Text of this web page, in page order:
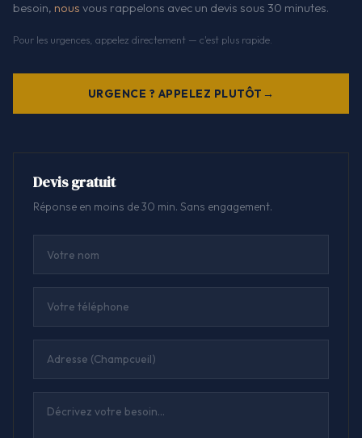
besoin, nous vous rappelons avec un devis sous 30 minutes.
Pour les urgences, appelez directement — c'est plus rapide.
URGENCE ? APPELEZ PLUTÔT
Devis gratuit
Réponse en moins de 30 min. Sans engagement.